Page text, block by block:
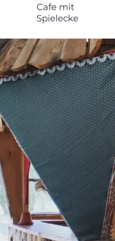
Cafe mit
Spielecke